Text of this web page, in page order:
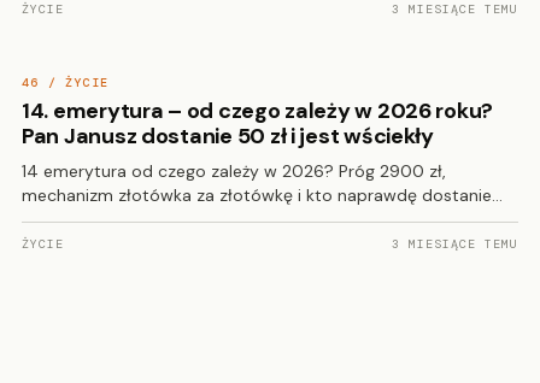
ŻYCIE 3 MIESIĄCE TEMU
46 / ŻYCIE
14. emerytura – od czego zależy w 2026 roku?
Pan Janusz dostanie 50 zł i jest wściekły
14 emerytura od czego zależy w 2026? Próg 2900 zł,
mechanizm złotówka za złotówkę i kto naprawdę dostanie…
ŻYCIE 3 MIESIĄCE TEMU